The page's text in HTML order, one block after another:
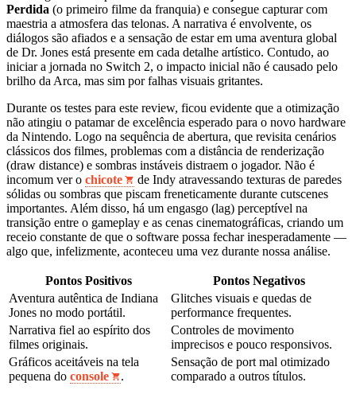
Perdida (o primeiro filme da franquia) e consegue capturar com
maestria a atmosfera das telonas. A narrativa é envolvente, os
diálogos são afiados e a sensação de estar em uma aventura global
de Dr. Jones está presente em cada detalhe artístico. Contudo, ao
iniciar a jornada no Switch 2, o impacto inicial não é causado pelo
brilho da Arca, mas sim por falhas visuais gritantes.
Durante os testes para este review, ficou evidente que a otimização
não atingiu o patamar de excelência esperado para o novo hardware
da Nintendo. Logo na sequência de abertura, que revisita cenários
clássicos dos filmes, problemas com a distância de renderização
(draw distance) e sombras instáveis distraem o jogador. Não é
incomum ver o chicote
de Indy atravessando texturas de paredes
sólidas ou sombras que piscam freneticamente durante cutscenes
importantes. Além disso, há um engasgo (lag) perceptível na
transição entre o gameplay e as cenas cinematográficas, criando um
receio constante de que o software possa fechar inesperadamente —
algo que, infelizmente, aconteceu uma vez durante nossa análise.
Pontos Positivos
Pontos Negativos
Aventura autêntica de Indiana
Jones no modo portátil.
Glitches visuais e quedas de
performance frequentes.
Narrativa fiel ao espírito dos
filmes originais.
Controles de movimento
imprecisos e pouco responsivos.
Gráficos aceitáveis na tela
pequena do console .
Sensação de port mal otimizado
comparado a outros títulos.